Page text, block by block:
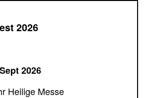
2026
2026
Heilige Messe